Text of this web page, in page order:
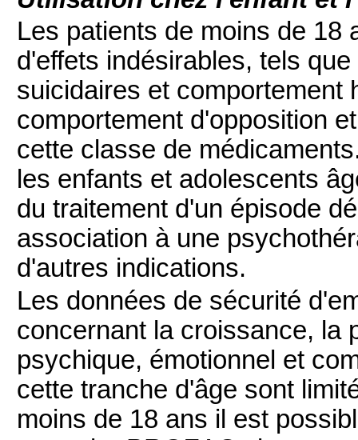
Les patients de moins de 18
d'effets indésirables, tels
suicidaires et comportement
comportement d'opposition
cette classe de
les enfants et adolescents
du traitement d'un épisode
association à une
d'autres indications.
Les données de sécurité
concernant la croissance, la
psychique, émotionnel et
cette tranche d'âge sont
moins de 18 ans il est